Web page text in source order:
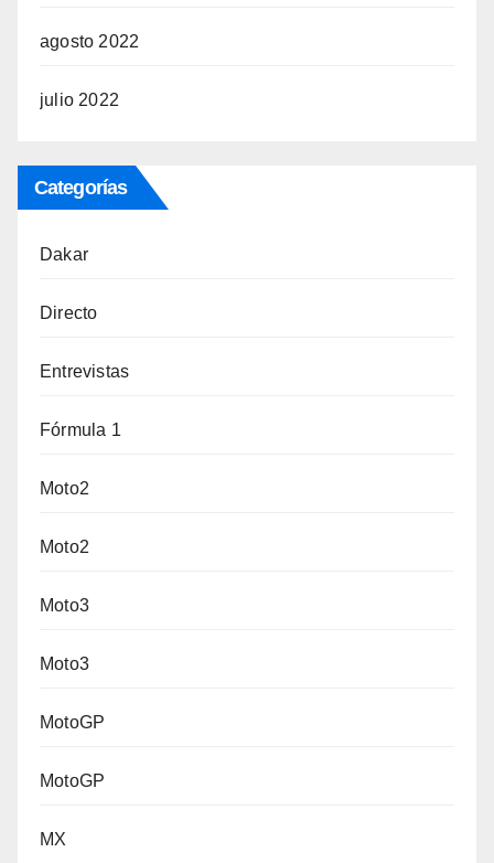
agosto 2022
julio 2022
Categorías
Dakar
Directo
Entrevistas
Fórmula 1
Moto2
Moto2
Moto3
Moto3
MotoGP
MotoGP
MX